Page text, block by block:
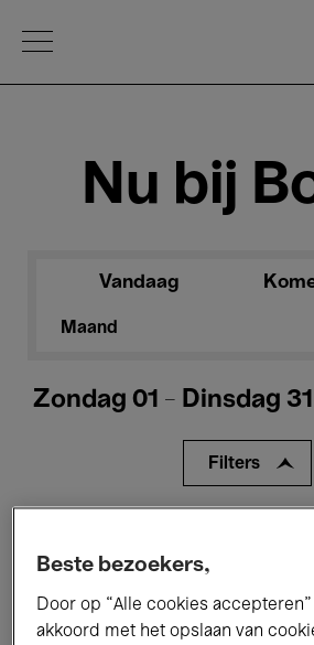
Open Menu
Nu bij
Vandaag
Maand
Zondag 01 - Dinsdag
Filters
Performances Lezingen &
Beste bezoekers,
Door op “Alle cookies
akkoord met het opslaan van